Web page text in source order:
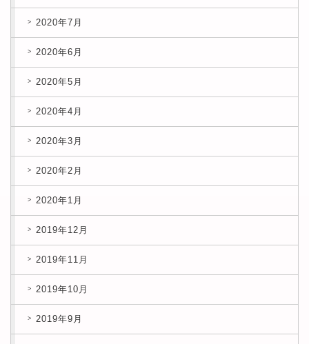
2020年7月
2020年6月
2020年5月
2020年4月
2020年3月
2020年2月
2020年1月
2019年12月
2019年11月
2019年10月
2019年9月